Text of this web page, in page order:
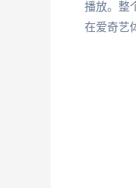
播放。整
在爱奇艺